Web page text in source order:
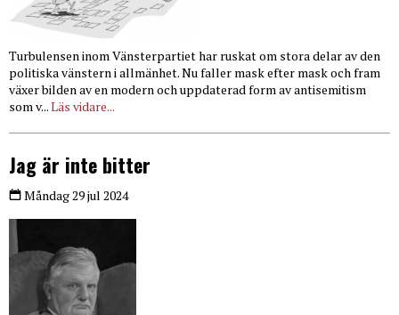
Turbulensen inom Vänsterpartiet har ruskat om stora delar av den
politiska vänstern i allmänhet. Nu faller mask efter mask och fram
växer bilden av en modern och uppdaterad form av antisemitism
som v...Läs vidare...
Jag är inte bitter
Måndag 29 jul 2024